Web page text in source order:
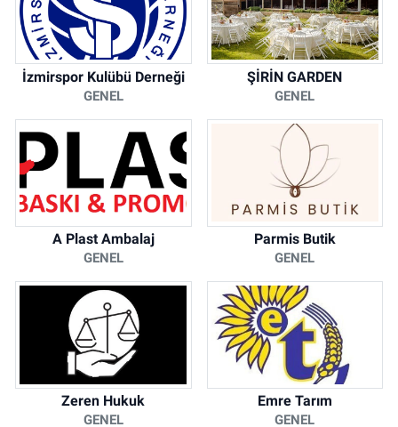
İzmirspor Kulübü Derneği
GENEL
ŞİRİN GARDEN
GENEL
A Plast Ambalaj
GENEL
Parmis Butik
GENEL
Zeren Hukuk
GENEL
Emre Tarım
GENEL